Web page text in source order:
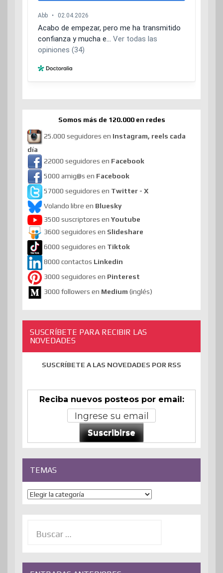
Somos más de 120.000 en redes
25.000 seguidores en Instagram, reels cada
día
22000 seguidores en Facebook
5000 amig@s en Facebook
57000 seguidores en Twitter - X
Volando libre en Bluesky
3500 suscriptores en Youtube
3600 seguidores en Slideshare
6000 seguidores en Tiktok
8000 contactos Linkedin
3000 seguidores en Pinterest
3000 followers en Medium (inglés)
SUSCRÍBETE PARA RECIBIR LAS
NOVEDADES
SUSCRÍBETE A LAS NOVEDADES POR RSS
Reciba nuevos posteos por email:
Suscribirse
TEMAS
Temas